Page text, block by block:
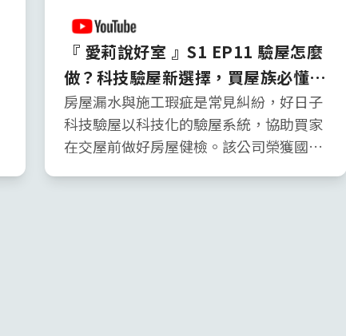
『 愛莉說好室 』S1 EP11 驗屋怎麼
做？科技驗屋新選擇，買屋族必懂的
入住保障指南！
房屋漏水與施工瑕疵是常見糾紛，好日子
科技驗屋以科技化的驗屋系統，協助買家
在交屋前做好房屋健檢。該公司榮獲國家